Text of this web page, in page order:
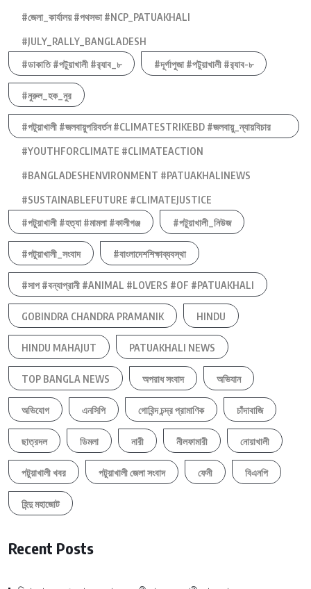
#জেলা_কার্যালয় #পথসভা #NCP_PATUAKHALI
#JULY_RALLY_BANGLADESH
#ডাকাতি #পটুয়াখালী #র‍্যাব_৮
#দূর্গাপুজা #পটুয়াখালী #র‍্যাব-৮
#নুরুল_হক_নুর
#পটুয়াখালী #জলবায়ুপরিবর্তন #CLIMATESTRIKEBD #জলবায়ু_ন্যায়বিচার
#YOUTHFORCLIMATE #CLIMATEACTION
#BANGLADESHENVIRONMENT #PATUAKHALINEWS
#SUSTAINABLEFUTURE #CLIMATEJUSTICE
#পটুয়াখালী #হত্যা #মামলা #কালীগঞ্জ
#পটুয়াখালী_নিউজ
#পটুয়াখালী_সংবাদ #বাংলাদেশশিক্ষাব্যবস্থা
#সাপ #বন্যাপ্রানী #ANIMAL #LOVERS #OF #PATUAKHALI
GOBINDRA CHANDRA PRAMANIK HINDU
HINDU MAHAJUT PATUAKHALI NEWS
TOP BANGLA NEWS অপরাধ সংবাদ অভিযান
অভিযোগ এনসিপি গোবিন্দ চন্দ্র প্রামাণিক চাঁদাবাজি
ছাত্রদল ডিমলা নারী নীলফামারী নোয়াখালী
পটুয়াখালী খবর পটুয়াখালী জেলা সংবাদ ফেনী বিএনপি
হিন্দু মহাজোট
Recent Posts